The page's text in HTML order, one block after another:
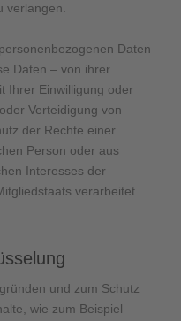
verlangen.
Daten
Daten – von ihrer
Ihrer Einwilligung oder
Verteidigung von
der Rechte einer
Person oder aus
Interesses der
verarbeitet
und zum Schutz
wie zum Beispiel